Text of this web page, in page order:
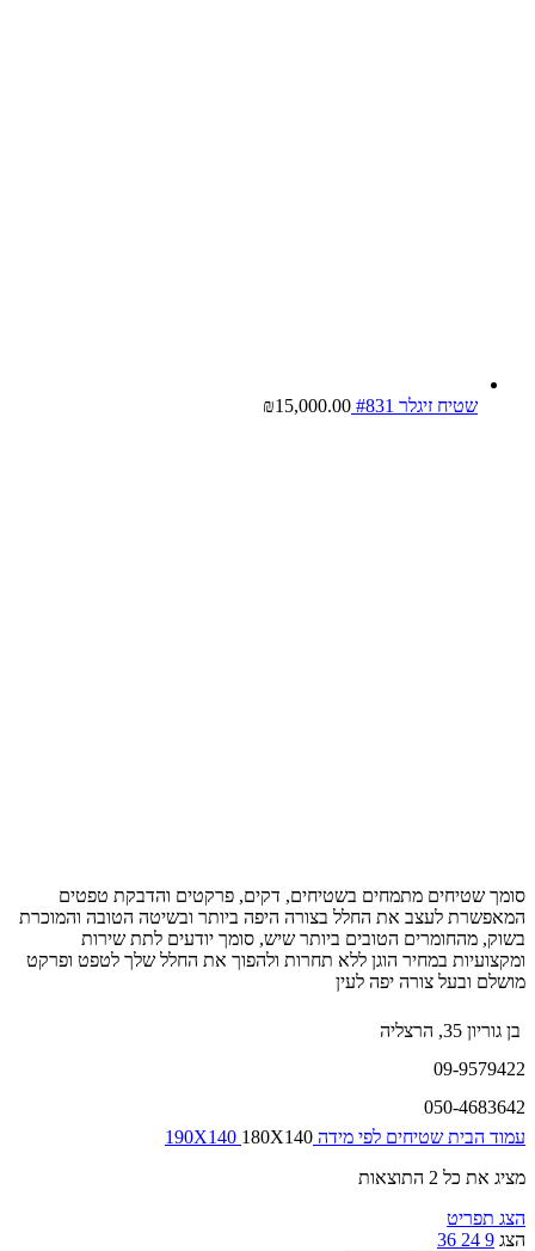
שטיח זיגלר #831 ₪15,000.00
סומך שטיחים מתמחים בשטיחים, דקים, פרקטים והדבקת טפטים
המאפשרת לעצב את החלל בצורה היפה ביותר ובשיטה הטובה והמוכרת
בשוק, מהחומרים הטובים ביותר שיש, סומך יודעים לתת שירות
ומקצועיות במחיר הוגן ללא תחרות ולהפוך את החלל שלך לטפט ופרקט
מושלם ובעל צורה יפה לעין
בן גוריון 35, הרצליה
09-9579422
050-4683642
עמוד הבית שטיחים לפי מידה 190X140 180X140
מציג את כל 2 התוצאות
הצג תפריט
הצג 9
24
36